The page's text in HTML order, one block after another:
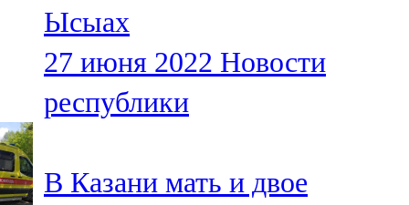
Ысыах
27 июня 2022 Новости
республики
В Казани мать и двое